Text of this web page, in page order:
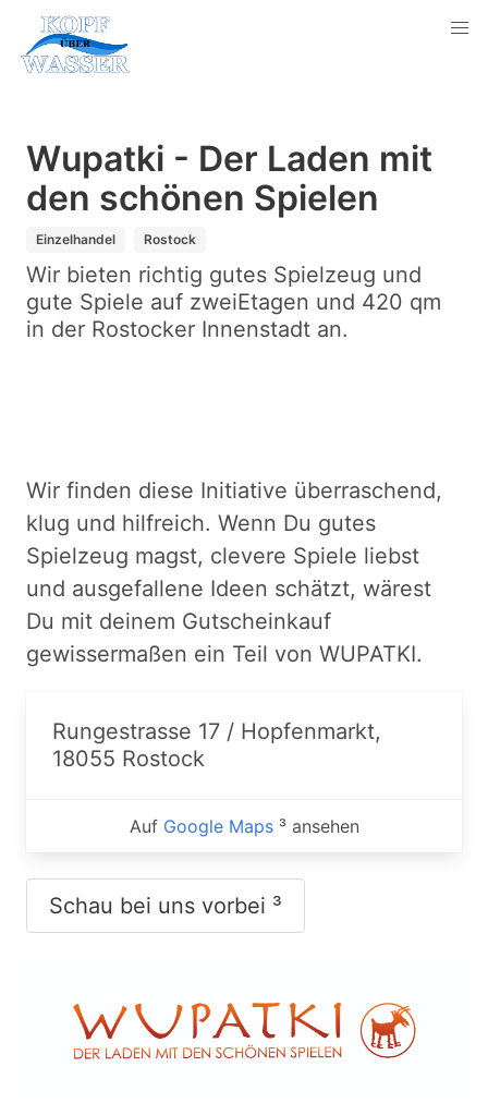
Wupatki - Der Laden mit
den schönen Spielen
Einzelhandel Rostock
Wir bieten richtig gutes Spielzeug und
gute Spiele auf zweiEtagen und 420 qm
in der Rostocker Innenstadt an.
Wir finden diese Initiative überraschend,
klug und hilfreich. Wenn Du gutes
Spielzeug magst, clevere Spiele liebst
und ausgefallene Ideen schätzt, wärest
Du mit deinem Gutscheinkauf
gewissermaßen ein Teil von WUPATKI.
Rungestrasse 17 / Hopfenmarkt,
18055 Rostock
Auf Google Maps³ ansehen
Schau bei uns vorbei ³